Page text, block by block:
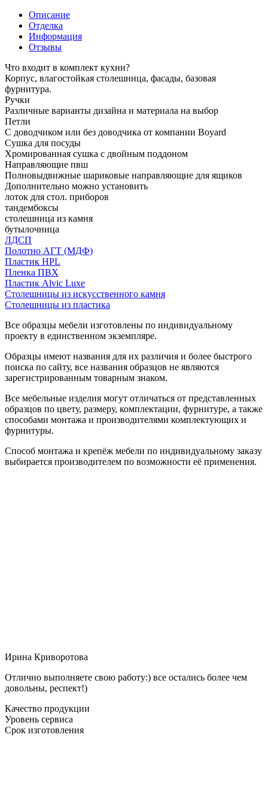
Описание
Отделка
Информация
Отзывы
Что входит в комплект кухни?
Корпус, влагостойкая столешница, фасады, базовая
фурнитура.
Ручки
Различные варианты дизайна и материала на выбор
Петли
С доводчиком или без доводчика от компании Boyard
Сушка для посуды
Хромированная сушка с двойным поддоном
Направляющие пвш
Полновыдвижные шариковые направляющие для ящиков
Дополнительно можно установить
лоток для стол. приборов
тандембоксы
столешница из камня
бутылочница
ЛДСП
Полотно АГТ (МДФ)
Пластик HPL
Пленка ПВХ
Пластик Alvic Luxe
Столешницы из искусственного камня
Столешницы из пластика
Все образцы мебели изготовлены по индивидуальному
проекту в единственном экземпляре.
Образцы имеют названия для их различия и более быстрого
поиска по сайту, все названия образцов не являются
зарегистрированным товарным знаком.
Все мебельные изделия могут отличаться от представленных
образцов по цвету, размеру, комплектации, фурнитуре, а также
способами монтажа и производителями комплектующих и
фурнитуры.
Способ монтажа и крепёж мебели по индивидуальному заказу
выбирается производителем по возможности её применения.
Ирина Криворотова
Отлично выполняете свою работу:) все остались более чем
довольны, респект!)
Качество продукции
Уровень сервиса
Срок изготовления